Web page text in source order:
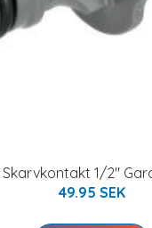
Skarvkontakt 1/2"
49.95 SEK